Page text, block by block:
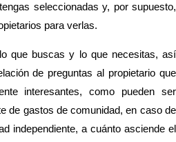
seleccionadas y, por supuesto,
para verlas.
que buscas y lo que necesitas, así
de preguntas al propietario que
interesantes, como pueden ser
de gastos de comunidad, en caso de
independiente, a cuánto asciende el